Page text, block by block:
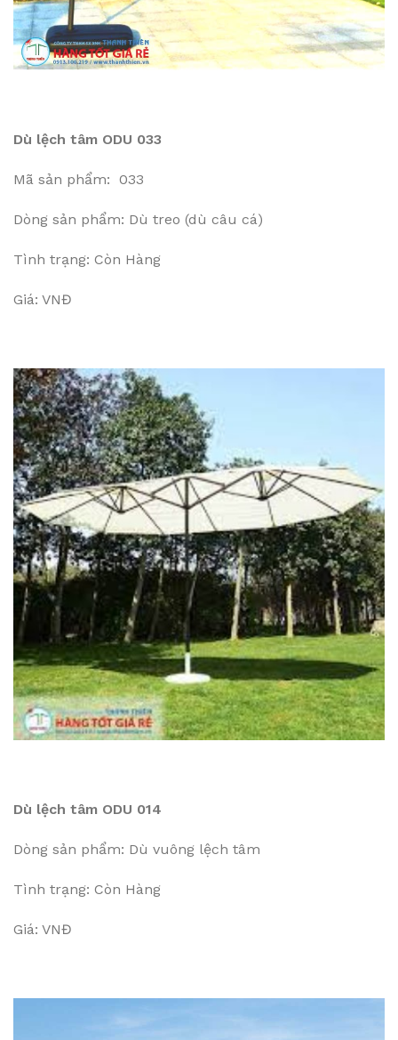
Dù lệch tâm ODU 033
Mã sản phẩm: 033
Dòng sản phẩm: Dù treo (dù câu cá)
Tình trạng: Còn Hàng
Giá: VNĐ
Dù lệch tâm ODU 014
Dòng sản phẩm: Dù vuông lệch tâm
Tình trạng: Còn Hàng
Giá: VNĐ